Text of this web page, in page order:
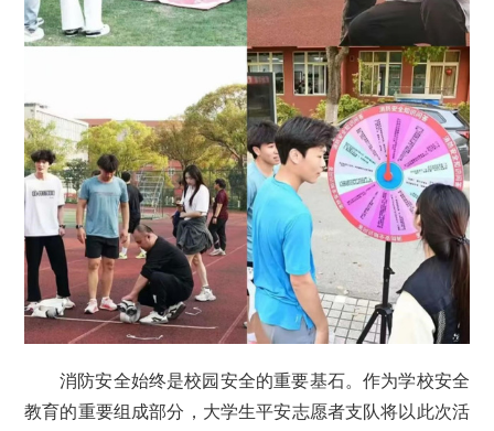
消防安全始终是校园安全的重要基石。作为学校安全
教育的重要组成部分，大学生平安志愿者支队将以此次活